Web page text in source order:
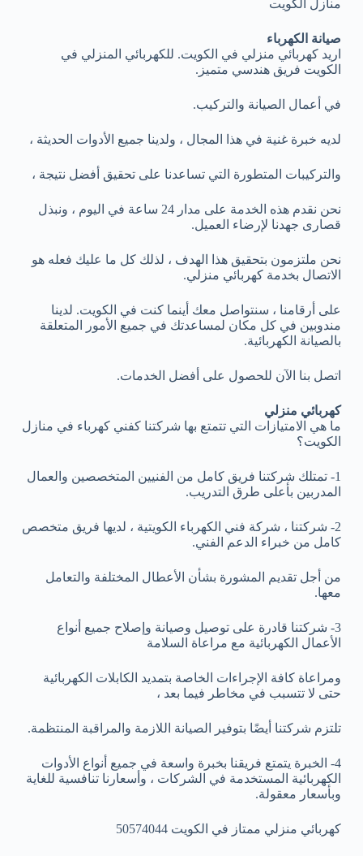
منازل الكويت
صيانة الكهرباء
اريد كهربائي منزلي في الكويت. للكهربائي المنزلي في
الكويت فريق هندسي متميز.
في أعمال الصيانة والتركيب.
لديه خبرة غنية في هذا المجال ، ولدينا جميع الأدوات الحديثة ،
والتركيبات المتطورة التي تساعدنا على تحقيق أفضل نتيجة ،
نحن نقدم هذه الخدمة على مدار 24 ساعة في اليوم ، ونبذل
قصارى جهدنا لإرضاء العميل.
نحن ملتزمون بتحقيق هذا الهدف ، لذلك كل ما عليك فعله هو
الاتصال بخدمة كهربائي منزلي.
على أرقامنا ، سنتواصل معك أينما كنت في الكويت. لدينا
مندوبين في كل مكان لمساعدتك في جميع الأمور المتعلقة
بالصيانة الكهربائية.
اتصل بنا الآن للحصول على أفضل الخدمات.
كهربائي منزلي
ما هي الامتيازات التي تتمتع بها شركتنا كفني كهرباء في منازل
الكويت؟
1- تمتلك شركتنا فريق كامل من الفنيين المتخصصين والعمال
المدربين بأعلى طرق التدريب.
2- شركتنا ، شركة فني الكهرباء الكويتية ، لديها فريق متخصص
كامل من خبراء الدعم الفني.
من أجل تقديم المشورة بشأن الأعطال المختلفة والتعامل
معها.
3- شركتنا قادرة على توصيل وصيانة وإصلاح جميع أنواع
الأعمال الكهربائية مع مراعاة السلامة
ومراعاة كافة الإجراءات الخاصة بتمديد الكابلات الكهربائية
حتى لا تتسبب في مخاطر فيما بعد ،
تلتزم شركتنا أيضًا بتوفير الصيانة اللازمة والمراقبة المنتظمة.
4- الخبرة يتمتع فريقنا بخبرة واسعة في جميع أنواع الأدوات
الكهربائية المستخدمة في الشركات ، وأسعارنا تنافسية للغاية
وبأسعار معقولة.
كهربائي منزلي ممتاز في الكويت 50574044